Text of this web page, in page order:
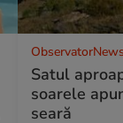
Satul
soarele
seară